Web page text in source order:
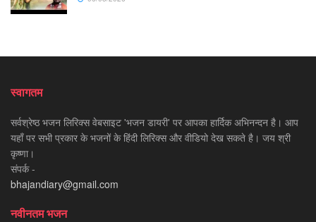
स्वागतम
सर्वश्रेष्ठ भजन लिरिक्स वेबसाइट 'भजन डायरी' पर आपका हार्दिक अभिनन्दन है। आप
यहाँ पर सभी प्रकार के भजनों के हिंदी लिरिक्स और वीडियो देख सकते है। जय श्री
कृष्णा।
संपर्क -
bhajandiary@gmail.com
नवीनतम भजन